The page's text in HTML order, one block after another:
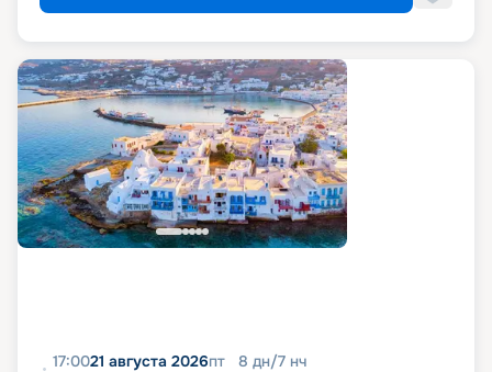
17:0021 августа 2026пт 8 дн/7 нч